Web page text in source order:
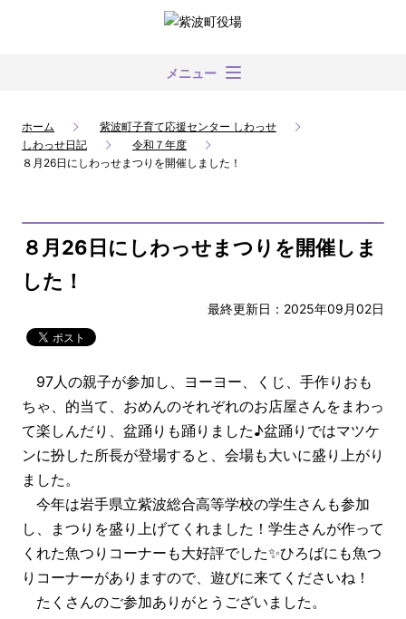
メニュー
ホーム
紫波町子育て応援センター しわっせ
しわっせ日記
令和７年度
８月26日にしわっせまつりを開催しました！
８月26日にしわっせまつりを開催しま
した！
最終更新日：2025年09月02日
97人の親子が参加し、ヨーヨー、くじ、手作りおも
ちゃ、的当て、おめんのそれぞれのお店屋さんをまわっ
て楽しんだり、盆踊りも踊りました♪盆踊りではマツケ
ンに扮した所長が登場すると、会場も大いに盛り上がり
ました。
今年は岩手県立紫波総合高等学校の学生さんも参加
し、まつりを盛り上げてくれました！学生さんが作って
くれた魚つりコーナーも大好評でした✨ひろばにも魚つ
りコーナーがありますので、遊びに来てくださいね！
たくさんのご参加ありがとうございました。